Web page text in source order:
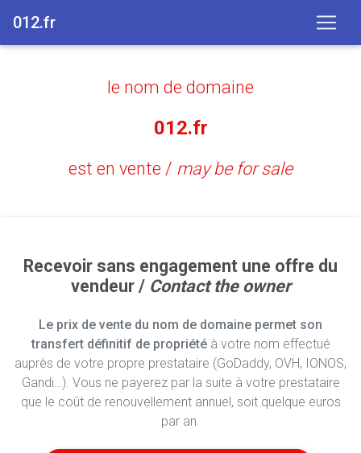
012.fr
le nom de domaine
012.fr
est en vente / may be for sale
Recevoir sans engagement une offre du
vendeur / Contact the owner
Le prix de vente du nom de domaine permet son
transfert définitif de propriétéà votre nom effectué
auprès de votre propre prestataire (GoDaddy, OVH, IONOS,
Gandi…). Vous ne payerez par la suite à votre prestataire
que le coût de renouvellement annuel, soit quelque euros
par an.